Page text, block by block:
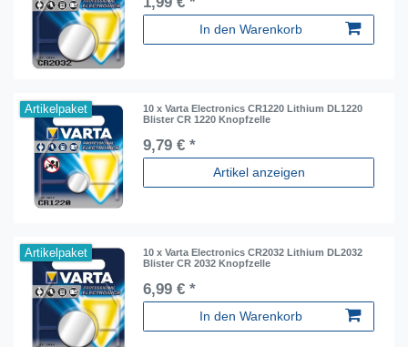
In den Warenkorb
Artikelpaket
10 x Varta Electronics CR1220 Lithium DL1220
Blister CR 1220 Knopfzelle
9,79 € *
Artikel anzeigen
Artikelpaket
10 x Varta Electronics CR2032 Lithium DL2032
Blister CR 2032 Knopfzelle
6,99 € *
In den Warenkorb